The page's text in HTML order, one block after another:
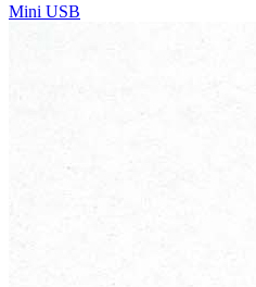
Mini USB